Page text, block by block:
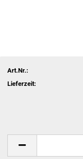
Art.Nr.:
Lieferzeit: